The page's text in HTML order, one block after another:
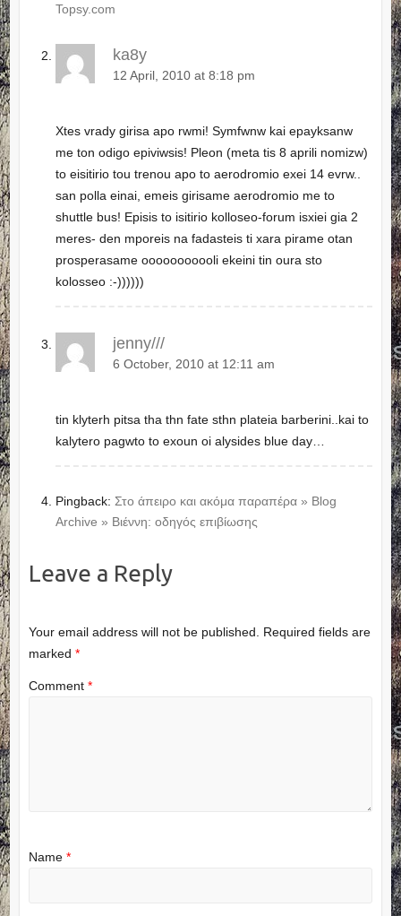
Topsy.com
ka8y
12 April, 2010 at 8:18 pm
Xtes vrady girisa apo rwmi! Symfwnw kai epayksanw
me ton odigo epiviwsis! Pleon (meta tis 8 aprili nomizw)
to eisitirio tou trenou apo to aerodromio exei 14 evrw..
san polla einai, emeis girisame aerodromio me to
shuttle bus! Episis to isitirio kolloseo-forum isxiei gia 2
meres- den mporeis na fadasteis ti xara pirame otan
prosperasame ooooooooooli ekeini tin oura sto
kolosseo :-))))))
jenny///
6 October, 2010 at 12:11 am
tin klyterh pitsa tha thn fate sthn plateia barberini..kai to
kalytero pagwto to exoun oi alysides blue day…
Pingback: Στο άπειρο και ακόμα παραπέρα » Blog
Archive » Βιέννη: οδηγός επιβίωσης
Leave a Reply
Your email address will not be published. Required fields are
marked *
Comment *
Name *